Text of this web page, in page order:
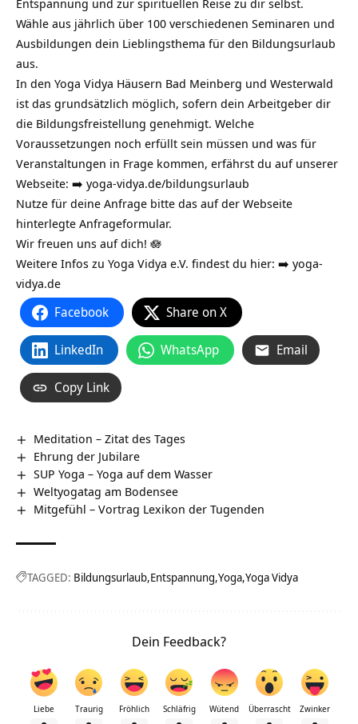
Entspannung und zur spirituellen Reise zu dir selbst.
Wähle aus jährlich über 100 verschiedenen Seminaren und
Ausbildungen dein Lieblingsthema für den Bildungsurlaub
aus.
In den Yoga Vidya Häusern Bad Meinberg und Westerwald
ist das grundsätzlich möglich, sofern dein Arbeitgeber dir
die Bildungsfreistellung genehmigt. Welche
Voraussetzungen noch erfüllt sein müssen und was für
Veranstaltungen in Frage kommen, erfährst du auf unserer
Webseite: ➡️ yoga-vidya.de/bildungsurlaub
Nutze für deine Anfrage bitte das auf der Webseite
hinterlegte Anfrageformular.
Wir freuen uns auf dich! 🪷
Weitere Infos zu Yoga Vidya e.V. findest du hier: ➡️ yoga-
vidya.de
Facebook Share on X
LinkedIn WhatsApp Email
Copy Link
Meditation – Zitat des Tages
Ehrung der Jubilare
SUP Yoga – Yoga auf dem Wasser
Weltyogatag am Bodensee
Mitgefühl – Vortrag Lexikon der Tugenden
TAGGED: Bildungsurlaub Entspannung Yoga Yoga Vidya
Dein Feedback?
Liebe Traurig Fröhlich Schläfrig Wütend Überrascht Zwinker